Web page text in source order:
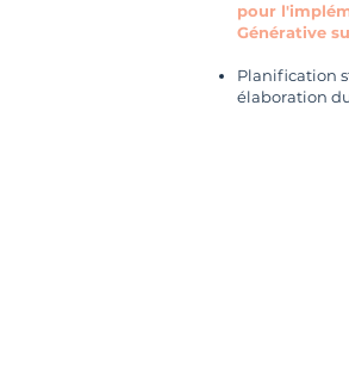
pour
Générative
Planification
élaboration